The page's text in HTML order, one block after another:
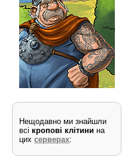
Нещодавно ми знайшли
всі кропові клітини на
цих серверах: